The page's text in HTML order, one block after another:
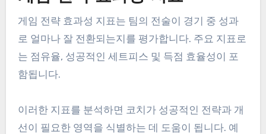
게임 전략 효과성 지표는 팀의 전술이 경기 중 성과
로 얼마나 잘 전환되는지를 평가합니다. 주요 지표로
는 점유율, 성공적인 세트피스 및 득점 효율성이 포
함됩니다.
이러한 지표를 분석하면 코치가 성공적인 전략과 개
선이 필요한 영역을 식별하는 데 도움이 됩니다. 예